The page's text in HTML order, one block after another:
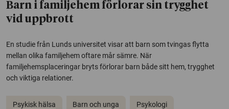
Barn i familjehem förlorar sin trygghet
vid uppbrott
En studie från Lunds universitet visar att barn som tvingas flytta
mellan olika familjehem oftare mår sämre. När
familjehemsplaceringar bryts förlorar barn både sitt hem, trygghet
och viktiga relationer.
Psykisk hälsa Barn och unga Psykologi